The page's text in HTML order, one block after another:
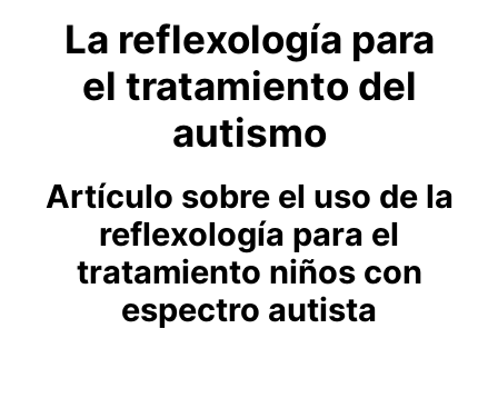
La reflexología para
el tratamiento del
autismo
Artículo sobre el uso de la
reflexología para el
tratamiento niños con
espectro autista